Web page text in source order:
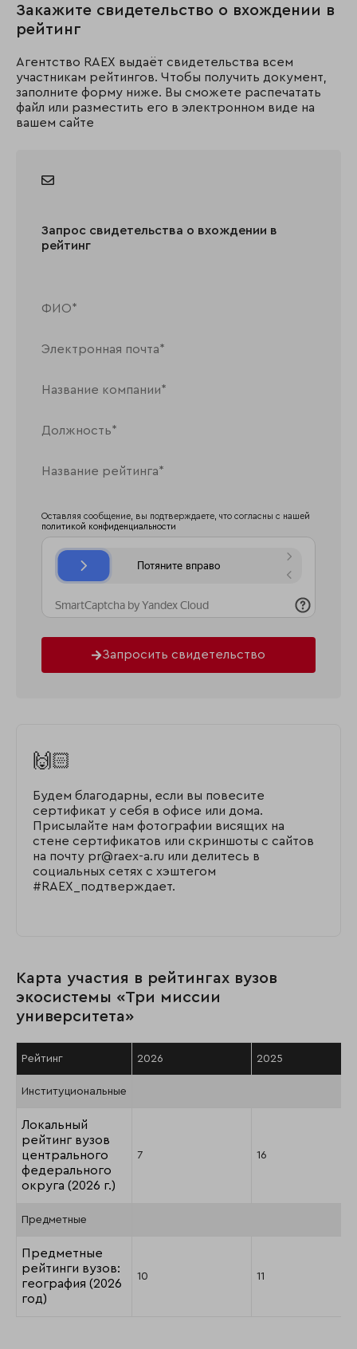
Закажите свидетельство о вхождении в
рейтинг
Агентство RAEX выдаёт свидетельства всем
участникам рейтингов. Чтобы получить документ,
заполните форму ниже. Вы сможете распечатать
файл или разместить его в электронном виде на
вашем сайте
Запрос свидетельства о вхождении в
рейтинг
Оставляя сообщение, вы подтверждаете, что согласны с нашей
политикой конфиденциальности
Запросить свидетельство
🙌🏻
Будем благодарны, если вы повесите
сертификат у себя в офисе или дома.
Присылайте нам фотографии висящих на
стене сертификатов или скриншоты с сайтов
на почту pr@raex-a.ru или делитесь в
социальных сетях с хэштегом
#RAEX_подтверждает.
Карта участия в рейтингах вузов
экосистемы «Три миссии
университета»
Рейтинг 2026 2025
Институциональные
Локальный
рейтинг вузов
центрального
федерального
округа (2026 г.)
7 16
Предметные
Предметные
рейтинги вузов:
география (2026
год)
10 11